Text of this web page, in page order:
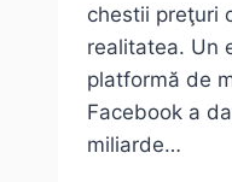
chestii preţuri
realitatea. Un
platformă de
Facebook a
miliarde…